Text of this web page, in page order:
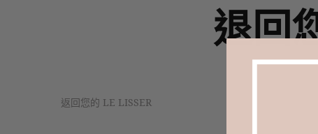
退回
返回您的 LE LISSER